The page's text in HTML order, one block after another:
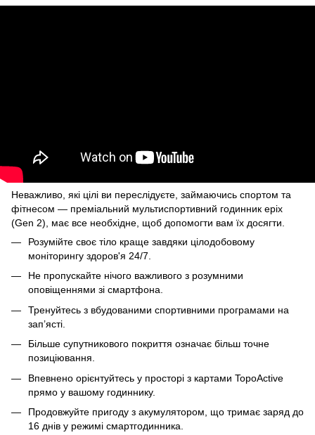
Неважливо, які цілі ви переслідуєте, займаючись спортом та
фітнесом — преміальний мультиспортивний годинник epix
(Gen 2), має все необхідне, щоб допомогти вам їх досягти.
Розумійте своє тіло краще завдяки цілодобовому
моніторингу здоров'я 24/7.
Не пропускайте нічого важливого з розумними
оповіщеннями зі смартфона.
Тренуйтесь з вбудованими спортивними програмами на
зап’ясті.
Більше супутникового покриття означає більш точне
позиціювання.
Впевнено орієнтуйтесь у просторі з картами TopoActive
прямо у вашому годиннику.
Продовжуйте пригоду з акумулятором, що тримає заряд до
16 днів у режимі смартгодинника.